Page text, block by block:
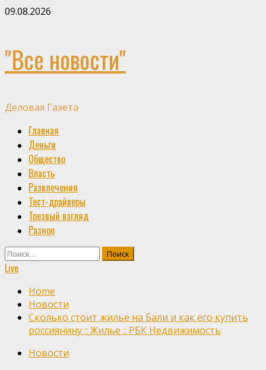
Skip
09.08.2026
"Все новости"
Деловая Газета
Primary
Menu
Главная
Деньги
Общество
Власть
Развлечения
Тест-драйверы
Трезвый взгляд
Разное
Найти:
Live
Home
Новости
Сколько стоит жилье на Бали и как его купить
россиянину :: Жилье :: РБК Недвижимость
Новости